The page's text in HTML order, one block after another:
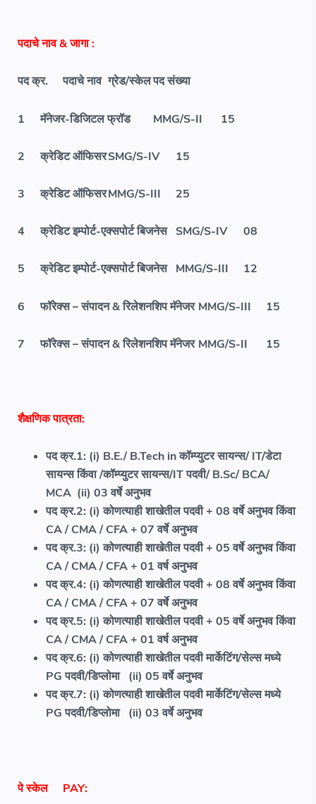
पदाचे नाव & जागा :
पद क्र. पदाचे नाव ग्रेड/स्केलपद संख्या
1 मॅनेजर-डिजिटल फ्रॉड MMG/S-II 15
2 क्रेडिट ऑफिसरSMG/S-IV 15
3 क्रेडिट ऑफिसरMMG/S-III 25
4 क्रेडिट इम्पोर्ट-एक्सपोर्ट बिजनेस SMG/S-IV 08
5 क्रेडिट इम्पोर्ट-एक्सपोर्ट बिजनेस MMG/S-III 12
6 फॉरेक्स – संपादन & रिलेशनशिप मॅनेजर MMG/S-III 15
7 फॉरेक्स – संपादन & रिलेशनशिप मॅनेजर MMG/S-II 15
शैक्षणिक पात्रता:
पद क्र.1: (i) B.E./ B.Tech in कॉम्प्युटर सायन्स/ IT/डेटा
सायन्स किंवा /कॉम्प्युटर सायन्स/IT पदवी/ B.Sc/ BCA/
MCA (ii) 03 वर्षे अनुभव
पद क्र.2: (i) कोणत्याही शाखेतील पदवी + 08 वर्षे अनुभव किंवा
CA / CMA / CFA + 07 वर्षे अनुभव
पद क्र.3: (i) कोणत्याही शाखेतील पदवी + 05 वर्षे अनुभव किंवा
CA / CMA / CFA + 01 वर्ष अनुभव
पद क्र.4: (i) कोणत्याही शाखेतील पदवी + 08 वर्षे अनुभव किंवा
CA / CMA / CFA + 07 वर्षे अनुभव
पद क्र.5: (i) कोणत्याही शाखेतील पदवी + 05 वर्षे अनुभव किंवा
CA / CMA / CFA + 01 वर्ष अनुभव
पद क्र.6: (i) कोणत्याही शाखेतील पदवी मार्केटिंग/सेल्स मध्ये
PG पदवी/डिप्लोमा (ii) 05 वर्षे अनुभव
पद क्र.7: (i) कोणत्याही शाखेतील पदवी मार्केटिंग/सेल्स मध्ये
PG पदवी/डिप्लोमा (ii) 03 वर्षे अनुभव
पे स्केल PAY: